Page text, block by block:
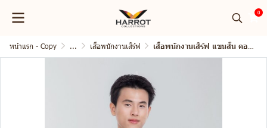
0
หน้าแรก - Copy ... เสื้อพนักงานเสิร์ฟ เสื้อพนักงานเสิร์ฟ แขนสั้น คอจีน